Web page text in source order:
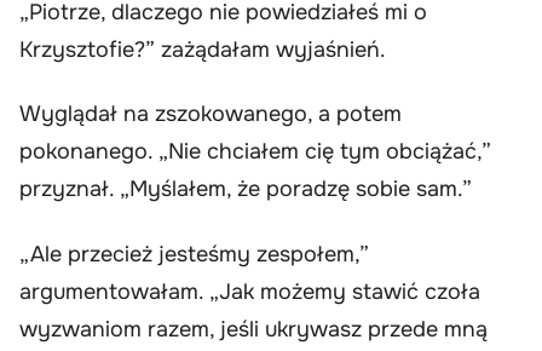
„Piotrze, dlaczego nie powiedziałeś mi o
Krzysztofie?” zażądałam wyjaśnień.
Wyglądał na zszokowanego, a potem
pokonanego. „Nie chciałem cię tym obciążać,”
przyznał. „Myślałem, że poradzę sobie sam.”
„Ale przecież jesteśmy zespołem,”
argumentowałam. „Jak możemy stawić czoła
wyzwaniom razem, jeśli ukrywasz przede mną